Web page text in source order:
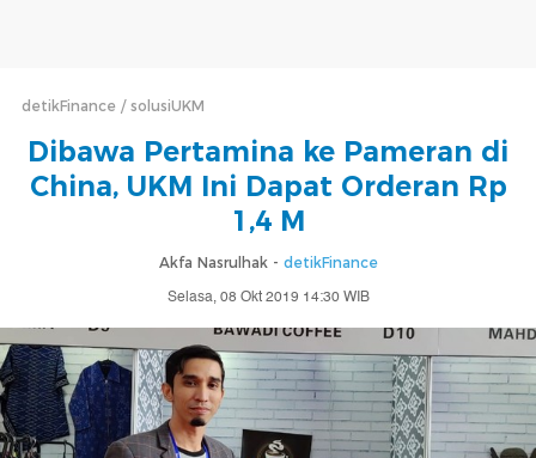
detikFinance solusiUKM
Dibawa Pertamina ke Pameran di
China, UKM Ini Dapat Orderan Rp
1,4 M
Akfa Nasrulhak - detikFinance
Selasa, 08 Okt 2019 14:30 WIB